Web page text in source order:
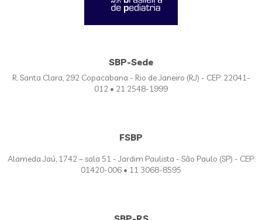
SBP-Sede
R. Santa Clara, 292 Copacabana - Rio de Janeiro (RJ) - CEP: 22041-
012 • 21 2548-1999
FSBP
Alameda Jaú, 1742 – sala 51 - Jardim Paulista - São Paulo (SP) - CEP:
01420-006 • 11 3068-8595